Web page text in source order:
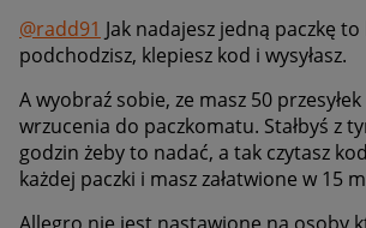
@radd91 Jak nadajesz jedną paczkę
podchodzisz, klepiesz kod i wysyłasz.
A wyobraź sobie, ze masz 50
wrzucenia do paczkomatu. Stałbyś z
godzin żeby to nadać, a tak czytasz
każdej paczki i masz załatwione w 15